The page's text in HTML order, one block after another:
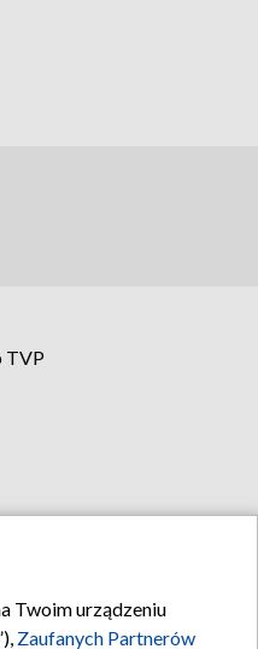
TVP
Twoim urządzeniu
Zaufanych Partnerów